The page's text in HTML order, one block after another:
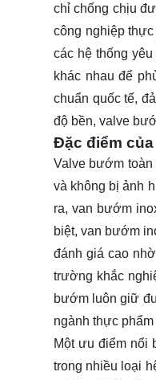
chỉ chống chịu
công nghiệp
các hệ thống
khác nhau để
chuẩn quốc tế,
độ bền, valve
Đặc điểm
Valve bướm
và không bị ảnh
ra, van bướm
biệt, van bướm
đánh giá cao
trường khắc
bướm luôn giữ
ngành thực
Một ưu điểm nổi
trong nhiều loại